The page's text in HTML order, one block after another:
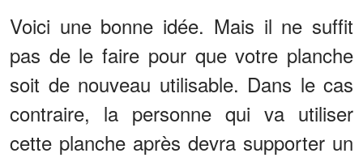
Voici une bonne idée. Mais il ne suffit
pas de le faire pour que votre planche
soit de nouveau utilisable. Dans le cas
contraire, la personne qui va utiliser
cette planche après devra supporter un